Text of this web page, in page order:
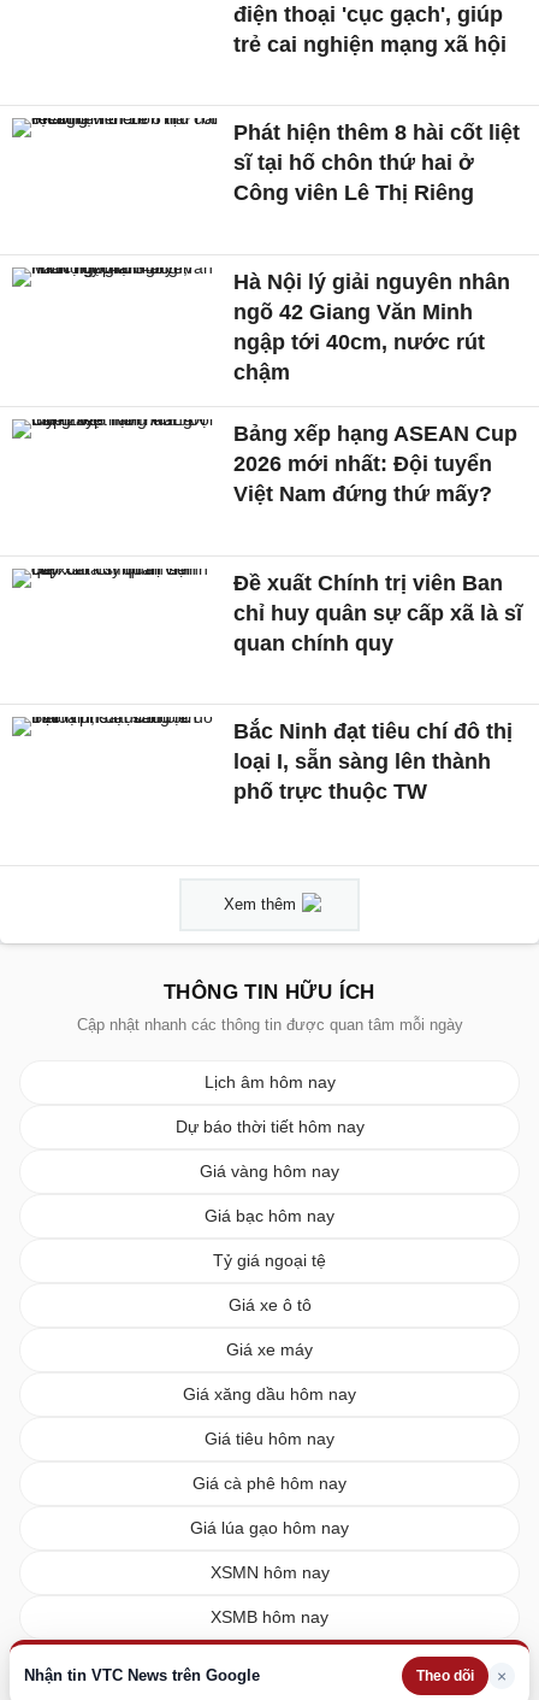
Nhận tin VTC News trên Google Theo dõi ×
điện thoại 'cục gạch', giúp
trẻ cai nghiện mạng xã hội
Phát hiện thêm 8 hài cốt liệt
sĩ tại hố chôn thứ hai ở
Công viên Lê Thị Riêng
Hà Nội lý giải nguyên nhân
ngõ 42 Giang Văn Minh
ngập tới 40cm, nước rút
chậm
Bảng xếp hạng ASEAN Cup
2026 mới nhất: Đội tuyển
Việt Nam đứng thứ mấy?
Đề xuất Chính trị viên Ban
chỉ huy quân sự cấp xã là sĩ
quan chính quy
Bắc Ninh đạt tiêu chí đô thị
loại I, sẵn sàng lên thành
phố trực thuộc TW
Xem thêm
THÔNG TIN HỮU ÍCH
Cập nhật nhanh các thông tin được quan tâm mỗi ngày
Lịch âm hôm nay
Dự báo thời tiết hôm nay
Giá vàng hôm nay
Giá bạc hôm nay
Tỷ giá ngoại tệ
Giá xe ô tô
Giá xe máy
Giá xăng dầu hôm nay
Giá tiêu hôm nay
Giá cà phê hôm nay
Giá lúa gạo hôm nay
XSMN hôm nay
XSMB hôm nay